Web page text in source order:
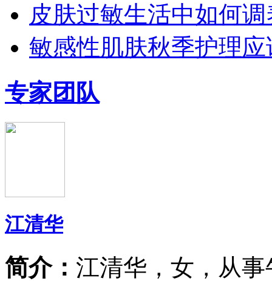
皮肤过敏生活中如何调
敏感性肌肤秋季护理
专家团队
江清华
简介： 江清华，女，从事